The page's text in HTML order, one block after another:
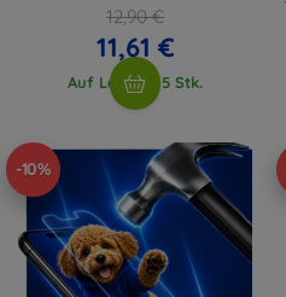
12,90 €
11,61 €
Auf Lager > 5 Stk.
-10%